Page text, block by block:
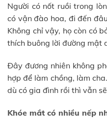
Người có nốt ruồi trong
có vận đào hoa, đi đến
Không chỉ vậy, họ còn có
thích buông lời đường mật
Đây đương nhiên không
hợp để làm chồng, làm
dù có gia đình rồi thì vẫn
Khóe mắt có nhiều nếp